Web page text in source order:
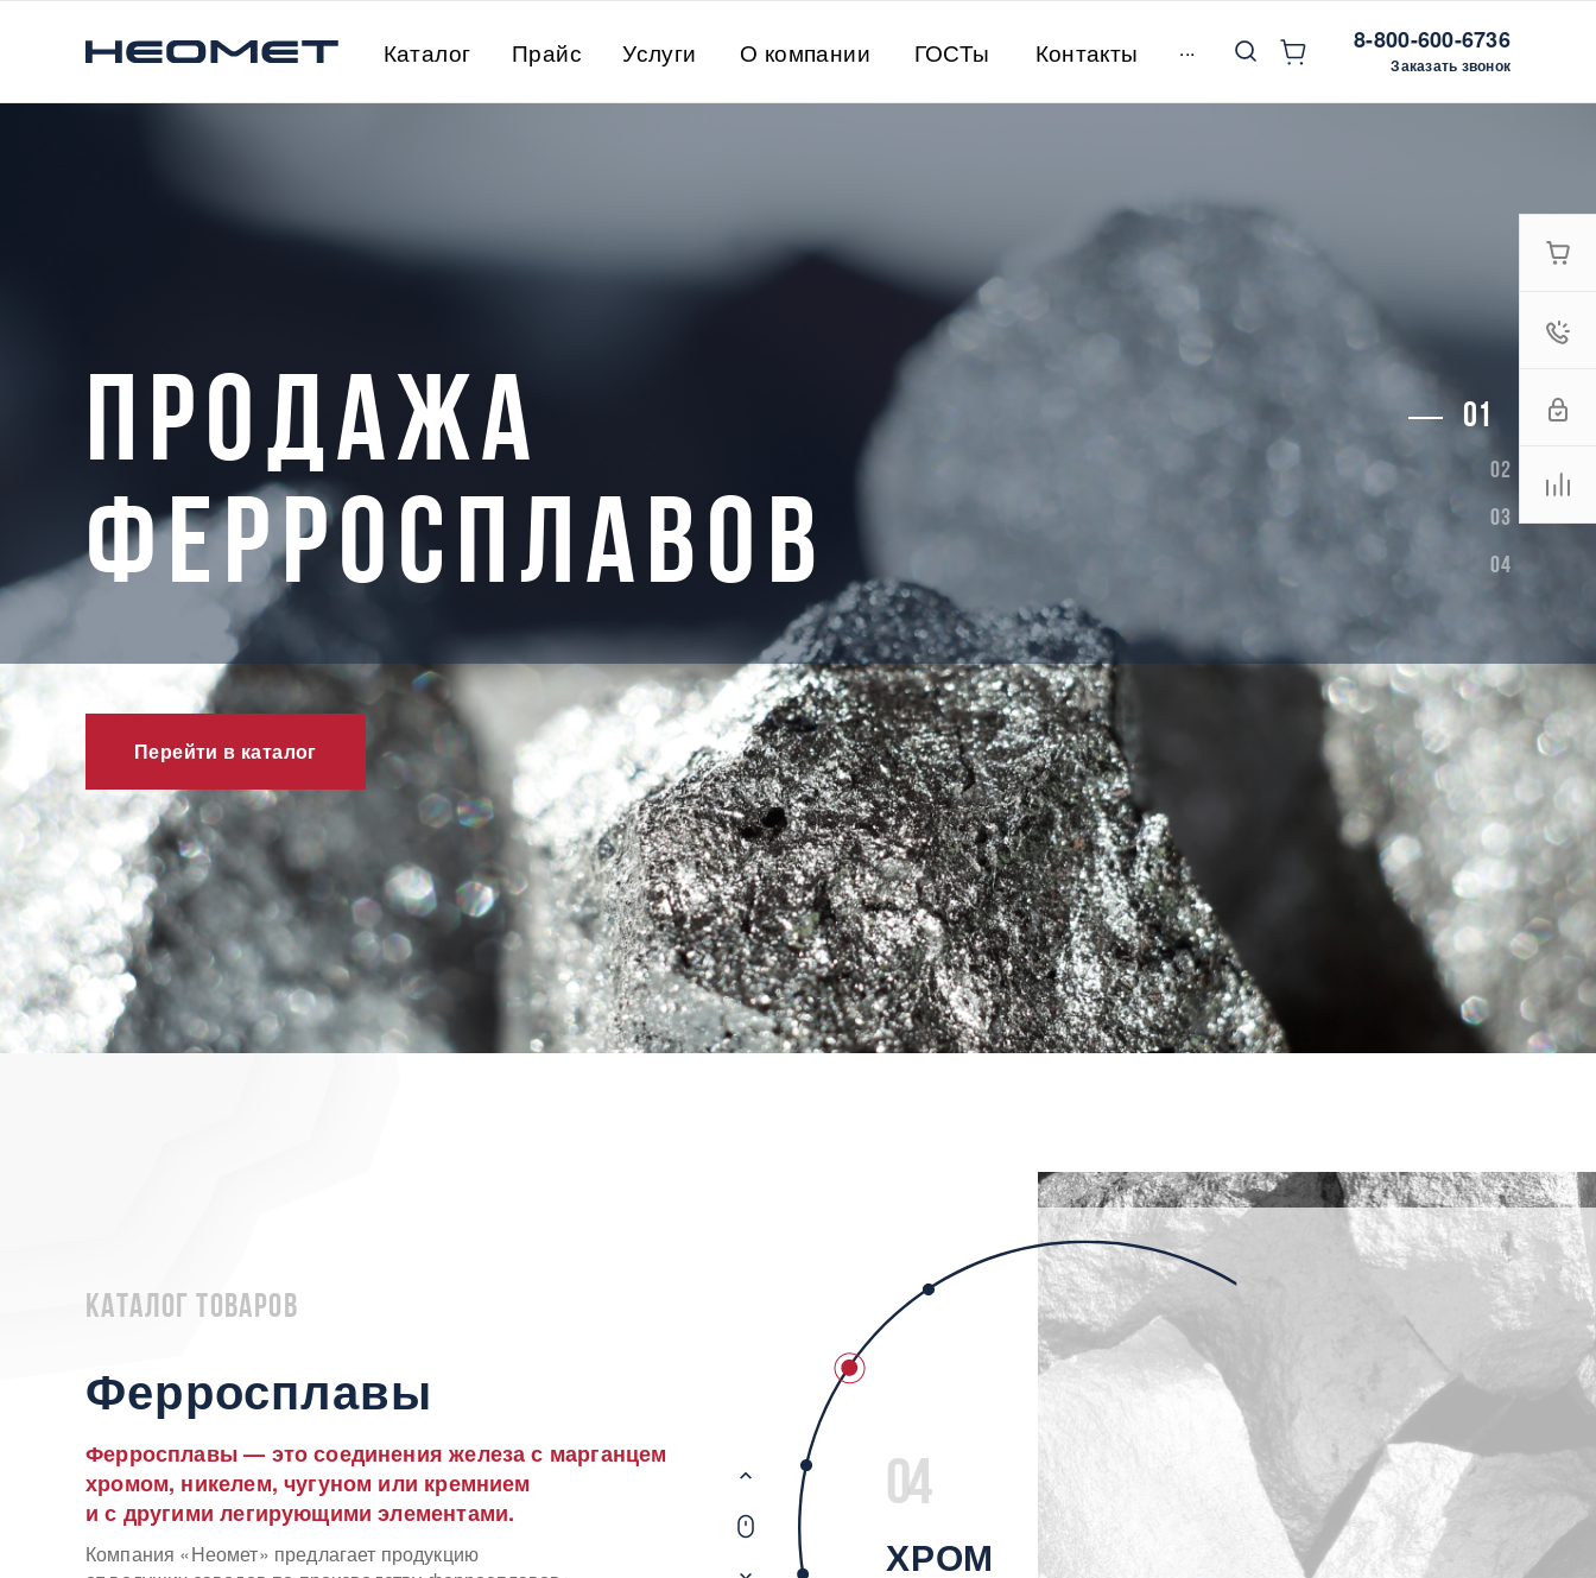
Каталог Прайс Услуги О компании ГОСТы Контакты ... 8-800-600-6736
Заказать звонок
ПРОДАЖА
ФЕРРОСПЛАВОВ
Перейти в каталог
Каталог товаров
Ферросплавы
Ферросплавы — это соединения железа с марганцем
хромом, никелем, чугуном или кремнием
и с другими легирующими элементами.
Компания «Неомет» предлагает продукцию
02
03
МАРГАНЕЦ
МЕТАЛЛИЧЕСКИЙ
04
ХРОМ